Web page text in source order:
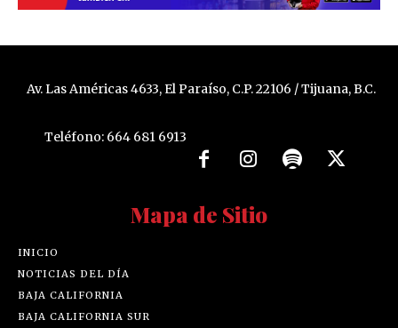
Av. Las Américas 4633, El Paraíso, C.P. 22106 / Tijuana, B.C.
Teléfono: 664 681 6913
Mapa de Sitio
INICIO
NOTICIAS DEL DÍA
BAJA CALIFORNIA
BAJA CALIFORNIA SUR